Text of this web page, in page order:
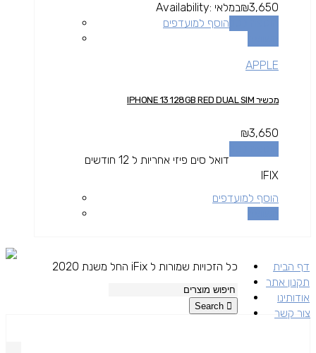
₪3,650
Availability: במלאי
הוסף למועדפים
APPLE
מכשיר IPHONE 13 128GB RED DUAL SIM
₪3,650
דואל סים פיזי אחריות ל 12 חודשים
IFIX
הוסף למועדפים
דף הבית
תקנון אתר
אודותינו
צור קשר
כל הזכויות שמורות ל iFix החל משנת 2020
Search